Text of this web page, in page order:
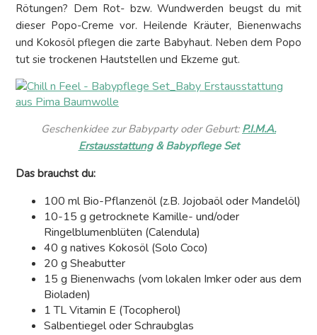
Rötungen? Dem Rot- bzw. Wundwerden beugst du mit
dieser Popo-Creme vor. Heilende Kräuter, Bienenwachs
und Kokosöl pflegen die zarte Babyhaut. Neben dem Popo
tut sie trockenen Hautstellen und Ekzeme gut.
Geschenkidee zur Babyparty oder Geburt: P.I.M.A.
Erstausstattung& Babypflege Set
Das brauchst du:
100 ml Bio-Pflanzenöl (z.B. Jojobaöl oder Mandelöl)
10-15 g getrocknete Kamille- und/oder
Ringelblumenblüten (Calendula)
40 g natives Kokosöl (Solo Coco)
20 g Sheabutter
15 g Bienenwachs (vom lokalen Imker oder aus dem
Bioladen)
1 TL Vitamin E (Tocopherol)
Salbentiegel oder Schraubglas